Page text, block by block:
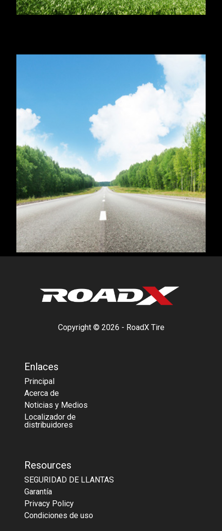
Copyright © 2026 - RoadX Tire
Enlaces
Principal
Acerca de
Noticias y Medios
Localizador de
distribuidores
Resources
SEGURIDAD DE LLANTAS
Garantía
Privacy Policy
Condiciones de uso